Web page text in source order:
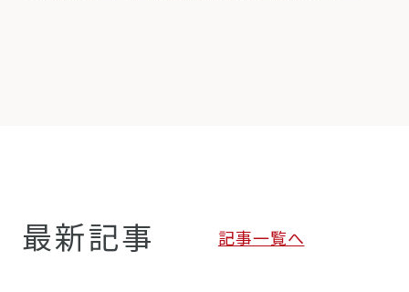
最新記事 記事一覧へ